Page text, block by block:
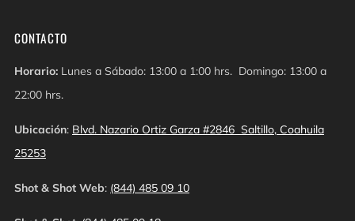
CONTACTO
Horario: Lunes a Sábado: 13:00 a 1:00 hrs. Domingo: 13:00 a
22:00 hrs.
Ubicación: Blvd. Nazario Ortiz Garza #2846 Saltillo, Coahuila
25253
Shot & Shot Web: (844) 485 09 10